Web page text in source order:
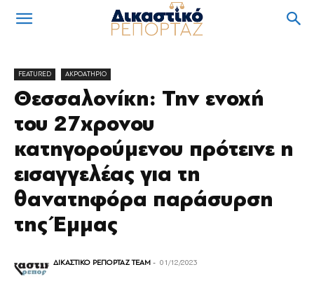
FEATURED ΑΚΡΟΑΤΗΡΙΟ
Θεσσαλονίκη: Την ενοχή
του 27χρονου
κατηγορούμενου πρότεινε η
εισαγγελέας για τη
θανατηφόρα παράσυρση
της Έμμας
ΔΙΚΑΣΤΙΚΟ ΡΕΠΟΡΤΑΖ TEAM - 01/12/2023